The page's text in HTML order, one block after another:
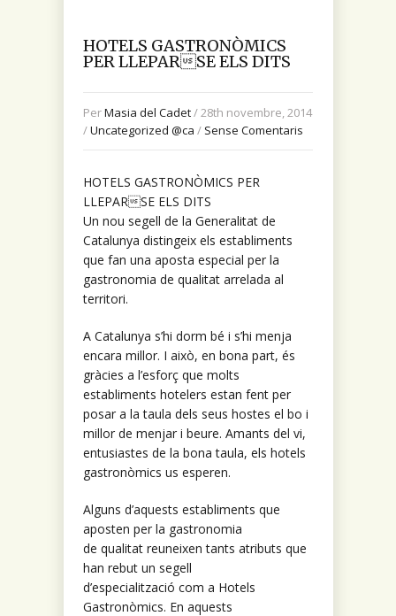
HOTELS GASTRONÒMICS
PER LLEPARSE ELS DITS
PerMasia del Cadet/ 28th novembre, 2014
/Uncategorized @ca / Sense Comentaris
HOTELS GASTRONÒMICS PER
LLEPARSE ELS DITS
Un nou segell de la Generalitat de
Catalunya distingeix els establiments
que fan una aposta especial per la
gastronomia de qualitat arrelada al
territori.
A Catalunya s’hi dorm bé i s’hi menja
encara millor. I això, en bona part, és
gràcies a l’esforç que molts
establiments hotelers estan fent per
posar a la taula dels seus hostes el bo i
millor de menjar i beure. Amants del vi,
entusiastes de la bona taula, els hotels
gastronòmics us esperen.
Alguns d’aquests establiments que
aposten per la gastronomia
de qualitat reuneixen tants atributs que
han rebut un segell
d’especialització com a Hotels
Gastronòmics. En aquests